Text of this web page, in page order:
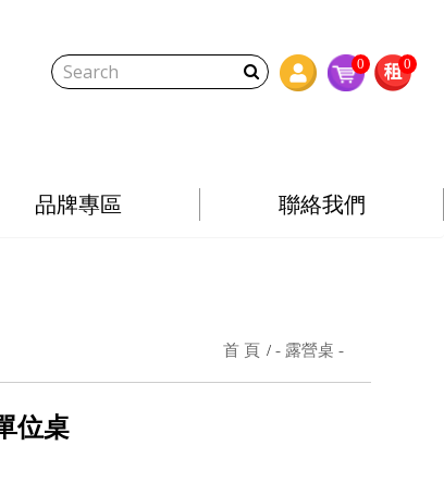
0 0
品牌專區 聯絡我們
首 頁 - 露營桌 -
位桌